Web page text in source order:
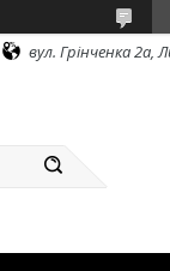
вул. Грінченка 2а,